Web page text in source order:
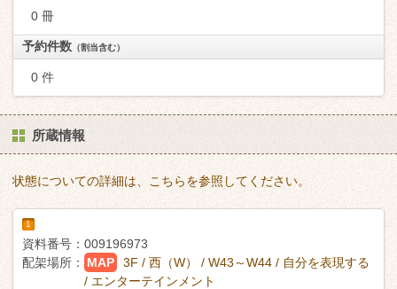
0 冊
予約件数 （割当含む）
0 件
所蔵情報
状態についての詳細は、こちらを参照してください。
1
資料番号： 009196973
配架場所：
MAP
3F / 西（W） / W43～W44 / 自分を表現する
/ エンターテインメント